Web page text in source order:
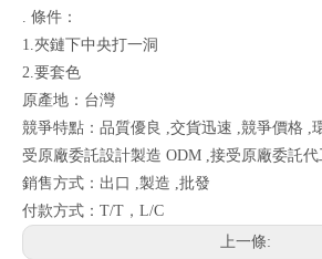
. 條件：
1.夾鏈下中央打一洞
2.要套色
原產地：台灣
競爭特點：品質優良 ,交貨迅速 ,競爭價格 ,
受原廠委託設計製造 ODM ,接受原廠委託
銷售方式：出口 ,製造 ,批發
付款方式：T/T，L/C
上一條: